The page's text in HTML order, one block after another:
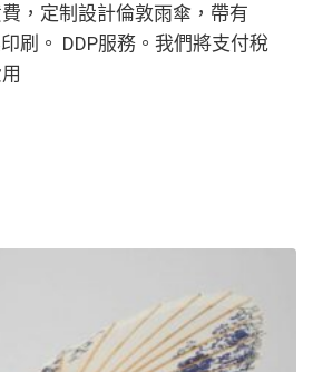
，定制設計倫敦雨傘，帶有
刷。 DDP服務。我們將支付稅